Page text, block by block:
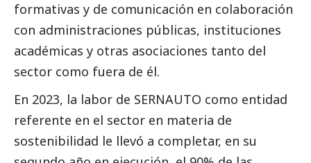
formativas y de comunicación en colaboración
con administraciones públicas, instituciones
académicas y otras asociaciones tanto del
sector como fuera de él.
En 2023, la labor de SERNAUTO como entidad
referente en el sector en materia de
sostenibilidad le llevó a completar, en su